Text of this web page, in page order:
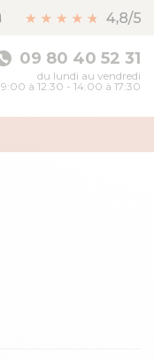
09 80 40 52 31
du lundi au vendredi
9:00 à 12:30 - 14:00 à 17:30